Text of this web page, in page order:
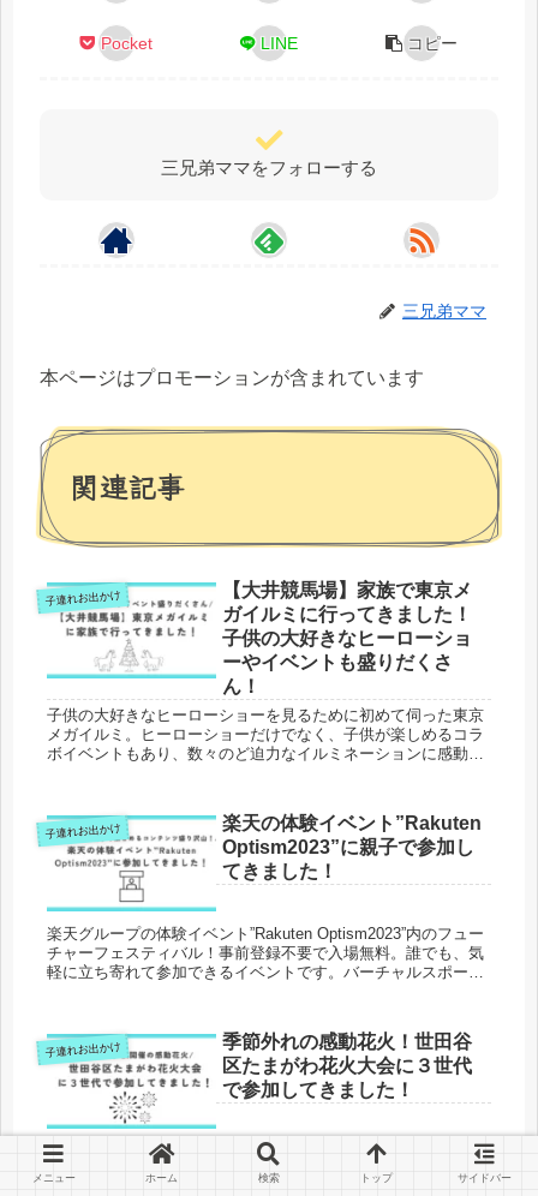
Pocket LINE コピー
三兄弟ママをフォローする
三兄弟ママ
本ページはプロモーションが含まれています
関連記事
子連れお出かけ
【大井競馬場】家族で東京メ
ガイルミに行ってきました！
子供の大好きなヒーローショ
ーやイベントも盛りだくさ
ん！
子供の大好きなヒーローショーを見るために初めて伺った東京
メガイルミ。ヒーローショーだけでなく、子供が楽しめるコラ
ボイベントもあり、数々のど迫力なイルミネーションに感動
当ブログは、三兄弟ママの育児ブログです。子連れお出かけを
はじめとする育児家事のおすすめ情報を発信中。
子連れお出かけ
楽天の体験イベント”Rakuten
Optism2023”に親子で参加し
てきました！
楽天グループの体験イベント”Rakuten Optism2023”内のフュー
チャーフェスティバル！事前登録不要で入場無料。誰でも、気
軽に立ち寄れて参加できるイベントです。バーチャルスポーツ
上に楽しく、夏休みの楽しい思い出になりました。当ブログ
は、三兄弟ママの育児ブログで、育児家事のおすすめ情報を発
信しています。子供とのお出かけをはじめ、育児の悩みや教育
についても発信中ですので、是非ご覧ください。
子連れお出かけ
季節外れの感動花火！世田谷
区たまがわ花火大会に３世代
で参加してきました！
秋の涼しい季節にド迫力な花火が堪能できる、世田谷区たまが
わ花火大会！三兄弟を連れて、おじいちゃんおばあちゃんと三
メニュー ホーム 検索 トップ サイドバー